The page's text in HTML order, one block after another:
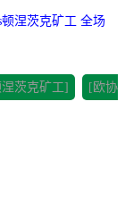
涅茨克矿工 全场
涅茨克矿工] [欧协